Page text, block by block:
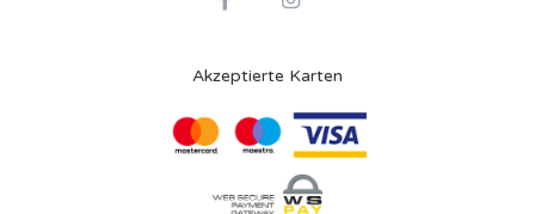
Akzeptierte Karten